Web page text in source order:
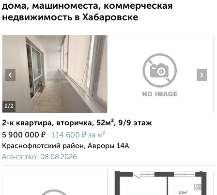
дома, машиноместа, коммерческая
недвижимость в Хабаровске
2/2
‹ ›
2-к квартира, вторичка, 52м², 9/9 этаж
5 900 000 ₽ 114 600 ₽ за м²
Краснофлотский район, Авроры 14А
Агентство, 08.08.2026